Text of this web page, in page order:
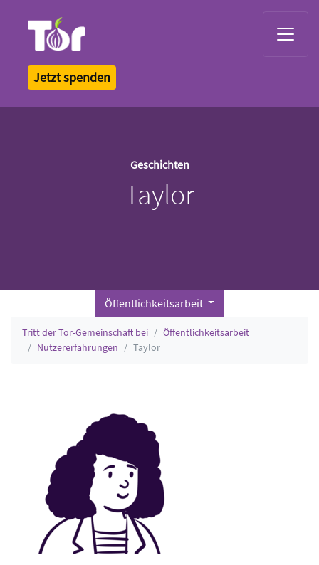
Jetzt spenden
Geschichten
Taylor
Öffentlichkeitsarbeit
Tritt der Tor-Gemeinschaft bei
Öffentlichkeitsarbeit
Nutzererfahrungen
Taylor